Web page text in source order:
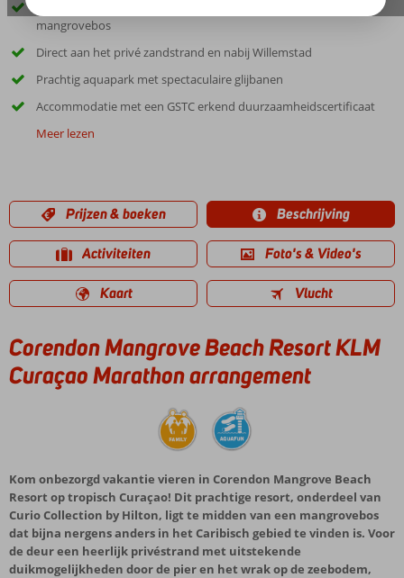
mangrovebos
Direct aan het privé zandstrand en nabij Willemstad
Prachtig aquapark met spectaculaire glijbanen
Accommodatie met een GSTC erkend duurzaamheidscertificaat
Meer lezen
Prijzen & boeken Beschrijving
Activiteiten Foto's & Video's
Kaart Vlucht
Corendon Mangrove Beach Resort KLM
Curaçao Marathon arrangement
Kom onbezorgd vakantie vieren in Corendon Mangrove Beach
Resort op tropisch Curaçao! Dit prachtige resort, onderdeel van
Curio Collection by Hilton, ligt te midden van een mangrovebos
dat bijna nergens anders in het Caribisch gebied te vinden is. Voor
de deur een heerlijk privéstrand met uitstekende
duikmogelijkheden door de pier en het wrak op de zeebodem,